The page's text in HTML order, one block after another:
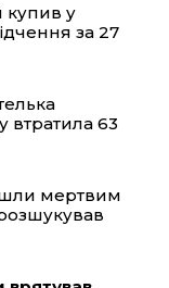
купив у
за 27
втратила 63
мертвим